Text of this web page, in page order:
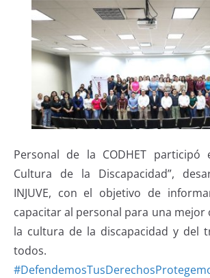
Personal de la CODHET participó
Cultura de la Discapacidad”,
INJUVE, con el objetivo de
capacitar al personal para una
la cultura de la discapacidad y del
todos.